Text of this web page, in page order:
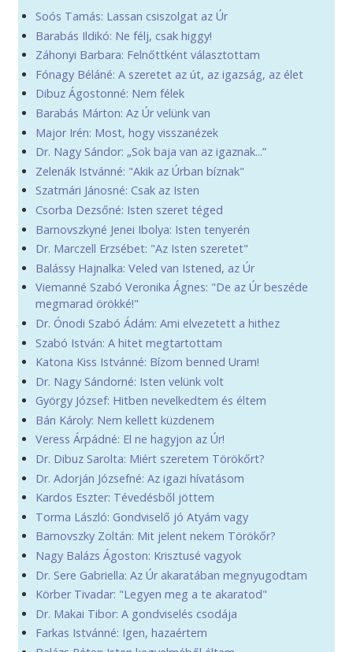
Soós Tamás: Lassan csiszolgat az Úr
Barabás Ildikó: Ne félj, csak higgy!
Záhonyi Barbara: Felnőttként választottam
Fónagy Béláné: A szeretet az út, az igazság, az élet
Dibuz Ágostonné: Nem félek
Barabás Márton: Az Úr velünk van
Major Irén: Most, hogy visszanézek
Dr. Nagy Sándor: „Sok baja van az igaznak...”
Zelenák Istvánné: "Akik az Úrban bíznak"
Szatmári Jánosné: Csak az Isten
Csorba Dezsőné: Isten szeret téged
Barnovszkyné Jenei Ibolya: Isten tenyerén
Dr. Marczell Erzsébet: "Az Isten szeretet"
Balássy Hajnalka: Veled van Istened, az Úr
Viemanné Szabó Veronika Ágnes: "De az Úr beszéde
megmarad örökké!"
Dr. Ónodi Szabó Ádám: Ami elvezetett a hithez
Szabó István: A hitet megtartottam
Katona Kiss Istvánné: Bízom benned Uram!
Dr. Nagy Sándorné: Isten velünk volt
György József: Hitben nevelkedtem és éltem
Bán Károly: Nem kellett küzdenem
Veress Árpádné: El ne hagyjon az Úr!
Dr. Dibuz Sarolta: Miért szeretem Törökőrt?
Dr. Adorján Józsefné: Az igazi hívatásom
Kardos Eszter: Tévedésből jöttem
Torma László: Gondviselő jó Atyám vagy
Barnovszky Zoltán: Mit jelent nekem Törökőr?
Nagy Balázs Ágoston: Krisztusé vagyok
Dr. Sere Gabriella: Az Úr akaratában megnyugodtam
Körber Tivadar: "Legyen meg a te akaratod"
Dr. Makai Tibor: A gondviselés csodája
Farkas Istvánné: Igen, hazaértem